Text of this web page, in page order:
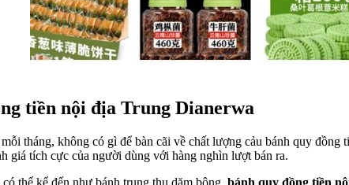
tiền nội địa Trung Dianerwa
tháng, không có gì để bàn cãi về chất lượng cảu bánh quy
giá tích cực của người dùng với hàng nghìn lượt bán ra.
thể kể đến như bánh trung thu dăm bông, bánh quy đồng tiền